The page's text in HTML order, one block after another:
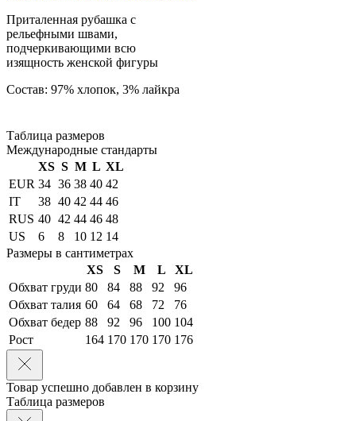
Приталенная рубашка с
рельефными швами,
подчеркивающими всю
изящность женской фигуры
Состав: 97% хлопок, 3% лайкра
Таблица размеров
Международные стандарты
XS S M L XL
EUR 34 36 38 40 42
IT
38 40 42 44 46
RUS 40 42 44 46 48
US
6 8 10 12 14
Размеры в сантиметрах
XS
S M L
XL
Обхват груди 80 84 88 92
96
Обхват талия 60 64 68 72
76
Обхват бедер 88 92 96 100 104
Рост
164 170 170 170 176
Товар успешно добавлен в корзину
Таблица размеров